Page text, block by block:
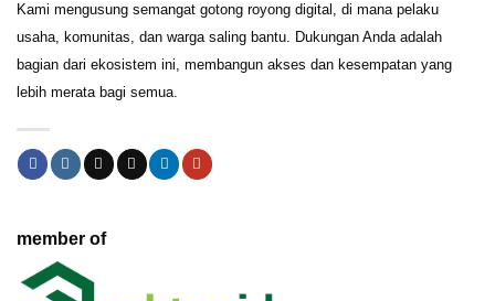
Kami mengusung semangat gotong royong digital, di mana pelaku
usaha, komunitas, dan warga saling bantu. Dukungan Anda adalah
bagian dari ekosistem ini, membangun akses dan kesempatan yang
lebih merata bagi semua.
member of